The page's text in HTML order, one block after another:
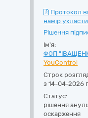
Протокол
намір
Рішення
Ім'я:
ФОП
YouControl
Строк
з 14-04-2026
Статус:
рішення
оскарження